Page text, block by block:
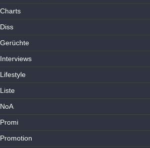
Charts
Diss
Gerüchte
Interviews
Lifestyle
Liste
NoA
Promi
Promotion